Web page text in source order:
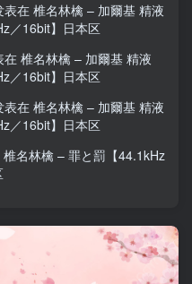
表在 椎名林檎 – 加爾基 精液
／16bit】日本区
在 椎名林檎 – 加爾基 精液
／16bit】日本区
表在 椎名林檎 – 加爾基 精液
／16bit】日本区
椎名林檎 – 罪と罰【44.1kHz